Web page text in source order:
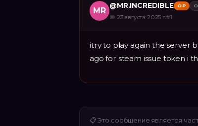
MR
@MR.INCREDIBLE OP
📅 23 августа 2025 г.#1
itry to play again the server
ago for steam issue token i
📋 Это сообщение является